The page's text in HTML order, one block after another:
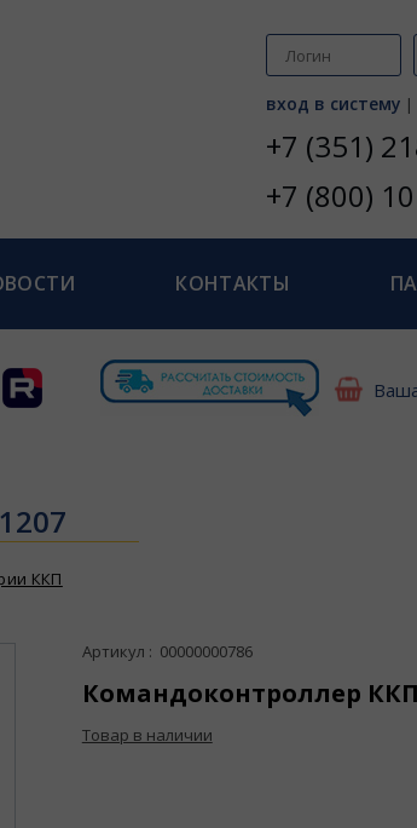
вход в систему |
+7 (351)
+7 (800)
КОНТАКТЫ
ККП
Артикул : 00000000786
Командоконтроллер
Товар в наличии